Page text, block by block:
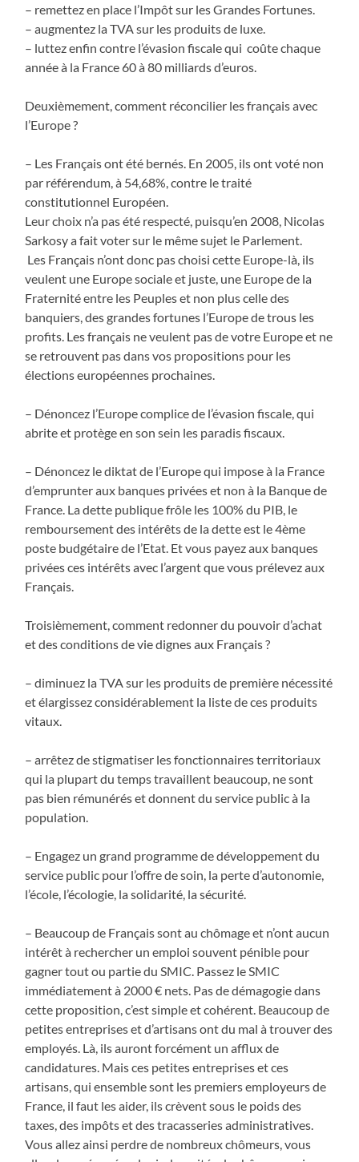
– remettez en place l’Impôt sur les Grandes Fortunes.
– augmentez la TVA sur les produits de luxe.
– luttez enfin contre l’évasion fiscale qui coûte chaque
année à la France 60 à 80 milliards d’euros.
Deuxièmement, comment réconcilier les français avec
l’Europe ?
– Les Français ont été bernés. En 2005, ils ont voté non
par référendum, à 54,68%, contre le traité
constitutionnel Européen.
Leur choix n’a pas été respecté, puisqu’en 2008, Nicolas
Sarkosy a fait voter sur le même sujet le Parlement.
Les Français n’ont donc pas choisi cette Europe-là, ils
veulent une Europe sociale et juste, une Europe de la
Fraternité entre les Peuples et non plus celle des
banquiers, des grandes fortunes l’Europe de trous les
profits. Les français ne veulent pas de votre Europe et ne
se retrouvent pas dans vos propositions pour les
élections européennes prochaines.
– Dénoncez l’Europe complice de l’évasion fiscale, qui
abrite et protège en son sein les paradis fiscaux.
– Dénoncez le diktat de l’Europe qui impose à la France
d’emprunter aux banques privées et non à la Banque de
France. La dette publique frôle les 100% du PIB, le
remboursement des intérêts de la dette est le 4ème
poste budgétaire de l’Etat. Et vous payez aux banques
privées ces intérêts avec l’argent que vous prélevez aux
Français.
Troisièmement, comment redonner du pouvoir d’achat
et des conditions de vie dignes aux Français ?
– diminuez la TVA sur les produits de première nécessité
et élargissez considérablement la liste de ces produits
vitaux.
– arrêtez de stigmatiser les fonctionnaires territoriaux
qui la plupart du temps travaillent beaucoup, ne sont
pas bien rémunérés et donnent du service public à la
population.
– Engagez un grand programme de développement du
service public pour l’offre de soin, la perte d’autonomie,
l’école, l’écologie, la solidarité, la sécurité.
– Beaucoup de Français sont au chômage et n’ont aucun
intérêt à rechercher un emploi souvent pénible pour
gagner tout ou partie du SMIC. Passez le SMIC
immédiatement à 2000 € nets. Pas de démagogie dans
cette proposition, c’est simple et cohérent. Beaucoup de
petites entreprises et d’artisans ont du mal à trouver des
employés. Là, ils auront forcément un afflux de
candidatures. Mais ces petites entreprises et ces
artisans, qui ensemble sont les premiers employeurs de
France, il faut les aider, ils crèvent sous le poids des
taxes, des impôts et des tracasseries administratives.
Vous allez ainsi perdre de nombreux chômeurs, vous